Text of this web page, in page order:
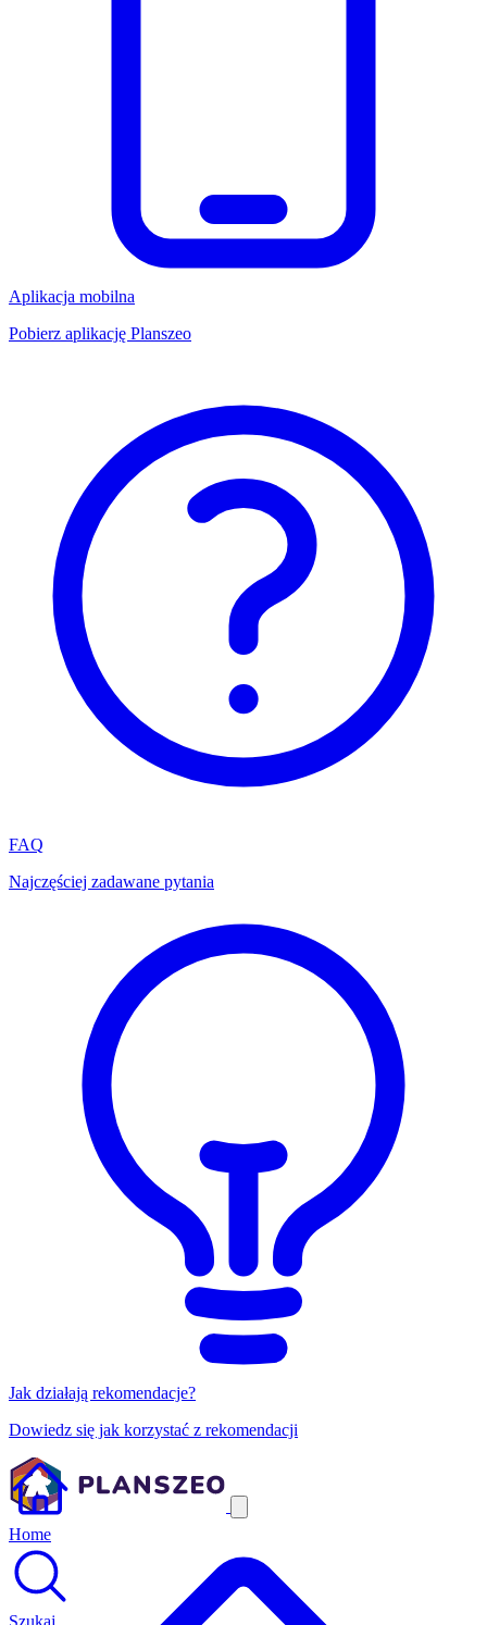
Aplikacja mobilna
Pobierz aplikację Planszeo
FAQ
Najczęściej zadawane pytania
Jak działają rekomendacje?
Dowiedz się jak korzystać z rekomendacji
Home
Szukaj